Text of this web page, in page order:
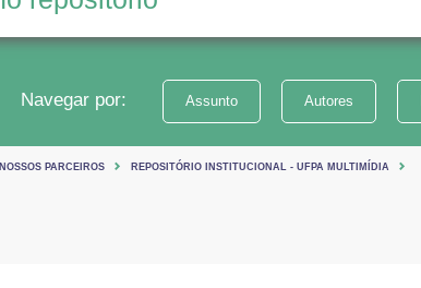
Navegar por: Assunto Autores
NOSSOS PARCEIROS REPOSITÓRIO INSTITUCIONAL - UFPA MULTIMÍDIA